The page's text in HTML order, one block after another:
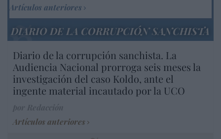
Artículos anteriores
DIARIO DE LA CORRUPCIÓN SANCHISTA
Diario de la corrupción sanchista. La
Audiencia Nacional prorroga seis meses la
investigación del caso Koldo, ante el
ingente material incautado por la UCO
Artículos anteriores